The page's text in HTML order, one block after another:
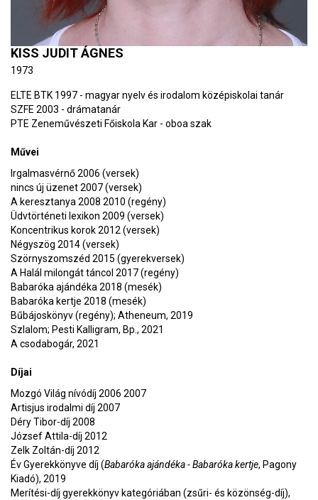
KISS JUDIT ÁGNES
1973
ELTE BTK 1997 - magyar nyelv és irodalom középiskolai tanár
SZFE 2003 - drámatanár
PTE Zeneművészeti Főiskola Kar - oboa szak
Művei
Irgalmasvérnő 2006 (versek)
nincs új üzenet 2007 (versek)
A keresztanya 2008 2010 (regény)
Üdvtörténeti lexikon 2009 (versek)
Koncentrikus korok 2012 (versek)
Négyszög 2014 (versek)
Szörnyszomszéd 2015 (gyerekversek)
A Halál milongát táncol 2017 (regény)
Babaróka ajándéka 2018 (mesék)
Babaróka kertje 2018 (mesék)
Bűbájoskönyv (regény); Atheneum, 2019
Szlalom; Pesti Kalligram, Bp., 2021
A csodabogár, 2021
Díjai
Mozgó Világ nívódíj 2006 2007
Artisjus irodalmi díj 2007
Déry Tibor-díj 2008
József Attila-díj 2012
Zelk Zoltán-díj 2012
Év Gyerekkönyve díj (Babaróka ajándéka - Babaróka kertje, Pagony
Kiadó), 2019
Merítési-díj gyerekkönyv kategóriában (zsűri- és közönség-díj),